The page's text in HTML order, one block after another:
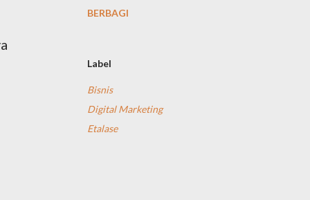
BERBAGI
Label
Bisnis
Digital Marketing
Etalase